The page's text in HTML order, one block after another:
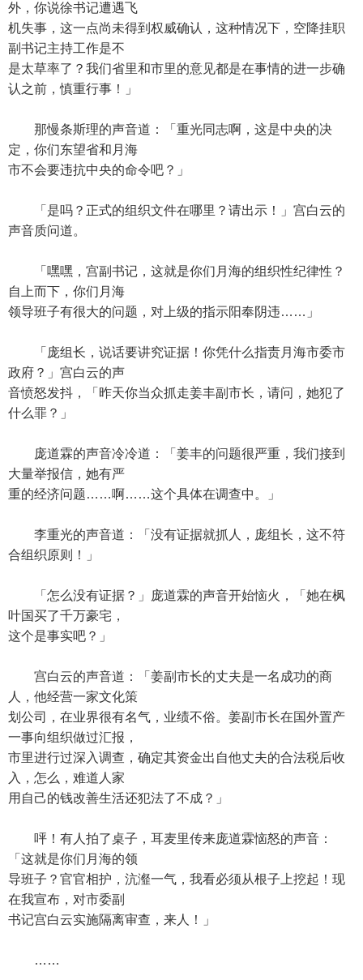
外，你说徐书记遭遇飞
机失事，这一点尚未得到权威确认，这种情况下，空降挂职
副书记主持工作是不
是太草率了？我们省里和市里的意见都是在事情的进一步确
认之前，慎重行事！」
那慢条斯理的声音道：「重光同志啊，这是中央的决
定，你们东望省和月海
市不会要违抗中央的命令吧？」
「是吗？正式的组织文件在哪里？请出示！」宫白云的
声音质问道。
「嘿嘿，宫副书记，这就是你们月海的组织性纪律性？
自上而下，你们月海
领导班子有很大的问题，对上级的指示阳奉阴违……」
「庞组长，说话要讲究证据！你凭什么指责月海市委市
政府？」宫白云的声
音愤怒发抖，「昨天你当众抓走姜丰副市长，请问，她犯了
什么罪？」
庞道霖的声音冷冷道：「姜丰的问题很严重，我们接到
大量举报信，她有严
重的经济问题……啊……这个具体在调查中。」
李重光的声音道：「没有证据就抓人，庞组长，这不符
合组织原则！」
「怎么没有证据？」庞道霖的声音开始恼火，「她在枫
叶国买了千万豪宅，
这个是事实吧？」
宫白云的声音道：「姜副市长的丈夫是一名成功的商
人，他经营一家文化策
划公司，在业界很有名气，业绩不俗。姜副市长在国外置产
一事向组织做过汇报，
市里进行过深入调查，确定其资金出自他丈夫的合法税后收
入，怎么，难道人家
用自己的钱改善生活还犯法了不成？」
呯！有人拍了桌子，耳麦里传来庞道霖恼怒的声音：
「这就是你们月海的领
导班子？官官相护，沆瀣一气，我看必须从根子上挖起！现
在我宣布，对市委副
书记宫白云实施隔离审查，来人！」
……